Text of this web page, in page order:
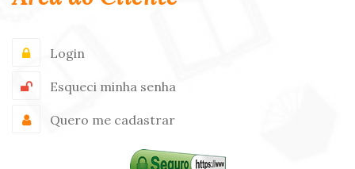
Login
Esqueci minha senha
Quero me cadastrar